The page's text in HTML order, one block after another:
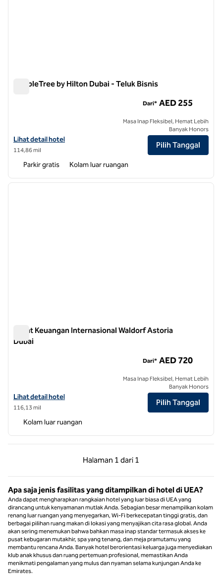
DoubleTree by Hilton Dubai - Teluk Bisnis
Lihat detail hotel untuk DoubleTree by Hilton Dubai - Business Bay
Lihat detail hotel
114,86 mil
Dari* AED 255
Masa Inap Fleksibel, Hemat Lebih
Banyak Honors
Pilih Tanggal
Parkir gratis Kolam luar ruangan
1 dari 11
Pusat Keuangan Internasional Waldorf Astoria
Dubai
Lihat perincian hotel untuk Waldorf Astoria Dubai International
Lihat detail hotel
116,13 mil
Dari* AED 720
Masa Inap Fleksibel, Hemat Lebih
Banyak Honors
Pilih Tanggal
Kolam luar ruangan
Halaman 1 dari 1
Halaman Sebelumnya, 1 dari 1
Halaman 1 dari 1
Apa saja jenis fasilitas yang ditampilkan di hotel di UEA?
Anda dapat mengharapkan rangkaian hotel yang luar biasa di UEA yang
dirancang untuk kenyamanan mutlak Anda. Sebagian besar menampilkan kolam
renang luar ruangan yang menyegarkan, Wi-Fi berkecepatan tinggi gratis, dan
berbagai pilihan ruang makan di lokasi yang menyajikan cita rasa global. Anda
akan sering menemukan bahwa bahkan masa inap standar termasuk akses ke
pusat kebugaran mutakhir, spa yang tenang, dan meja pramutamu yang
membantu rencana Anda. Banyak hotel berorientasi keluarga juga menyediakan
klub anak khusus dan ruang pertemuan profesional, memastikan Anda
menikmati pengalaman yang mulus dan nyaman selama kunjungan Anda ke
Emirates.